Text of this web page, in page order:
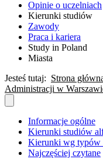
Opinie o uczelniach
Kierunki studiów
Zawody
Praca i kariera
Study in Poland
Miasta
Jesteś tutaj: Strona
Administracji w
Informacje ogólne
Kierunki studiów
Kierunki wg typów
Najczęściej czytane